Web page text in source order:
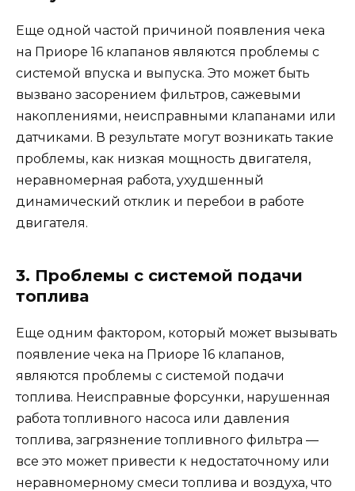
Еще одной частой причиной появления чека
на Приоре 16 клапанов являются проблемы с
системой впуска и выпуска. Это может быть
вызвано засорением фильтров, сажевыми
накоплениями, неисправными клапанами или
датчиками. В результате могут возникать такие
проблемы, как низкая мощность двигателя,
неравномерная работа, ухудшенный
динамический отклик и перебои в работе
двигателя.
3. Проблемы с системой подачи
топлива
Еще одним фактором, который может вызывать
появление чека на Приоре 16 клапанов,
являются проблемы с системой подачи
топлива. Неисправные форсунки, нарушенная
работа топливного насоса или давления
топлива, загрязнение топливного фильтра —
все это может привести к недостаточному или
неравномерному смеси топлива и воздуха, что